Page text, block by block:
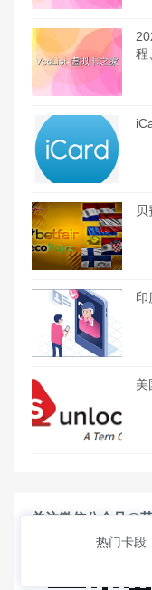
程
印
美
关注微信公众号@
热门卡段